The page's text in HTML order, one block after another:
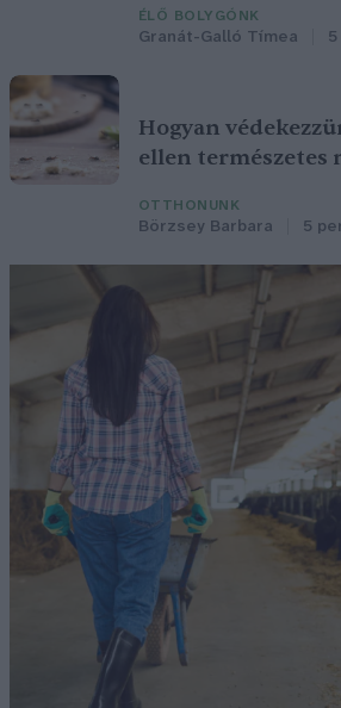
ÉLŐ BOLYGÓNK
Granát-Galló Tímea
Hogyan
ellen természetes
OTTHONUNK
Börzsey Barbara 5